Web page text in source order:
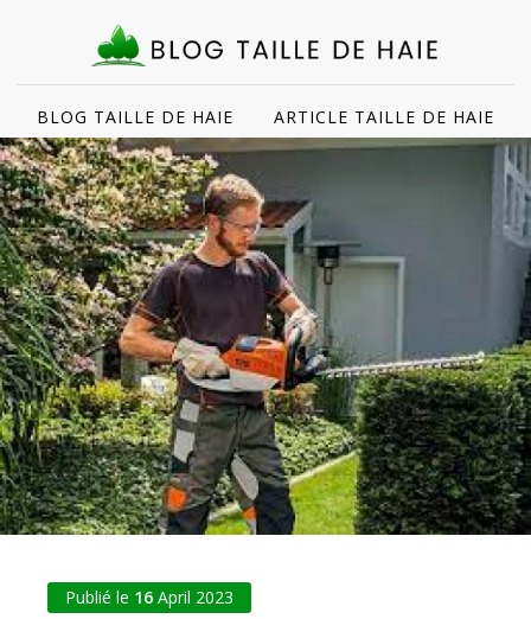
BLOG TAILLE DE HAIE ARTICLE TAILLE DE HAIE
Publié le 16 April 2023